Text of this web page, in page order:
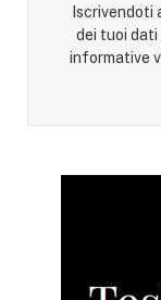
dei tuoi dati
informative